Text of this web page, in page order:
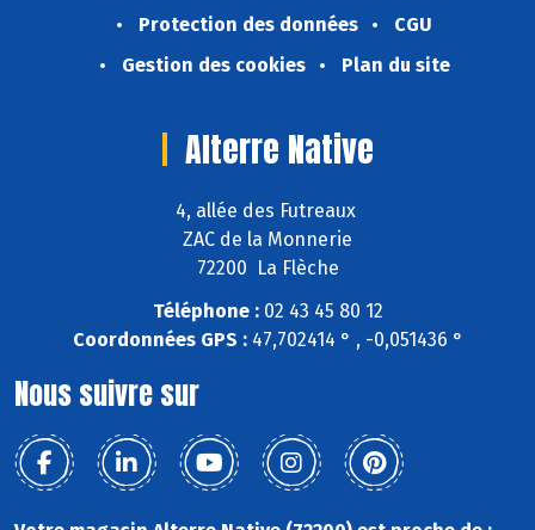
Protection des données
CGU
Gestion des cookies
Plan du site
Alterre Native
4, allée des Futreaux
ZAC de la Monnerie
72200 La Flèche
Téléphone :02 43 45 80 12
Coordonnées GPS :47,702414 ° , -0,051436 °
Nous suivre sur